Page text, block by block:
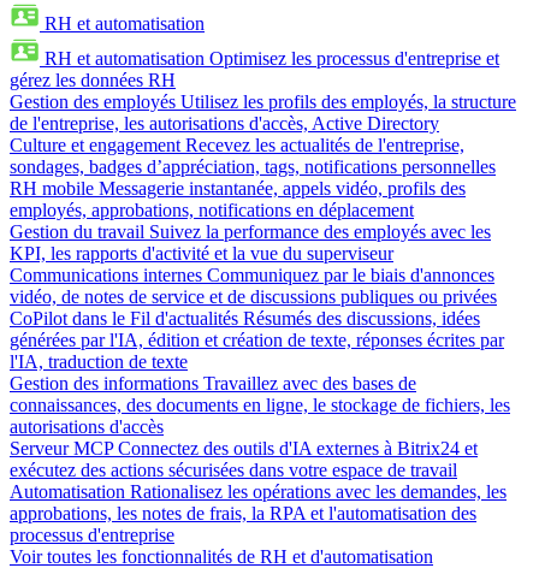
RH et automatisation
RH et automatisation Optimisez les processus d'entreprise et
gérez les données RH
Gestion des employés Utilisez les profils des employés, la structure
de l'entreprise, les autorisations d'accès, Active Directory
Culture et engagement Recevez les actualités de l'entreprise,
sondages, badges d’appréciation, tags, notifications personnelles
RH mobile Messagerie instantanée, appels vidéo, profils des
employés, approbations, notifications en déplacement
Gestion du travail Suivez la performance des employés avec les
KPI, les rapports d'activité et la vue du superviseur
Communications internes Communiquez par le biais d'annonces
vidéo, de notes de service et de discussions publiques ou privées
CoPilot dans le Fil d'actualités Résumés des discussions, idées
générées par l'IA, édition et création de texte, réponses écrites par
l'IA, traduction de texte
Gestion des informations Travaillez avec des bases de
connaissances, des documents en ligne, le stockage de fichiers, les
autorisations d'accès
Serveur MCP Connectez des outils d'IA externes à Bitrix24 et
exécutez des actions sécurisées dans votre espace de travail
Automatisation Rationalisez les opérations avec les demandes, les
approbations, les notes de frais, la RPA et l'automatisation des
processus d'entreprise
Voir toutes les fonctionnalités de RH et d'automatisation